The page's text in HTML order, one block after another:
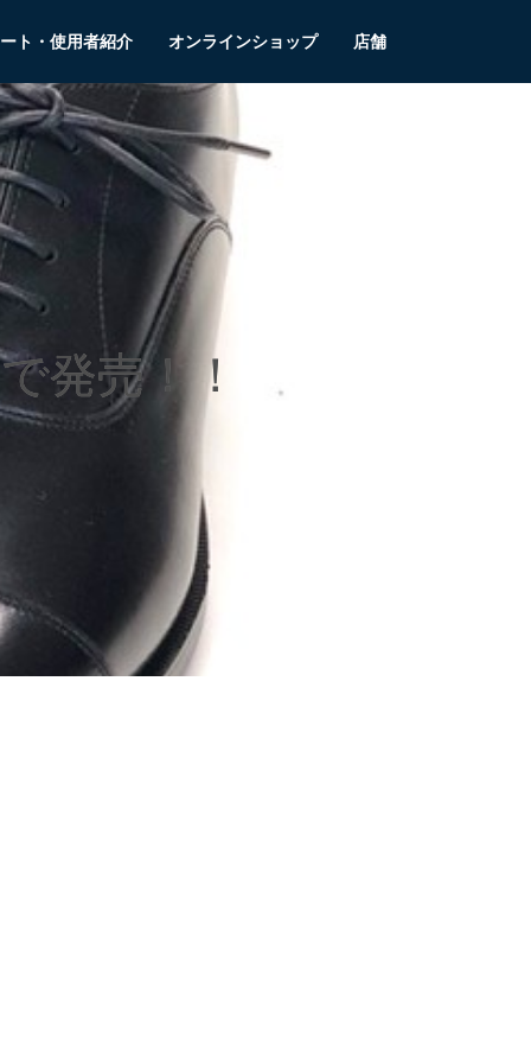
ト・使用者紹介 オンラインショップ 店舗
発売！！